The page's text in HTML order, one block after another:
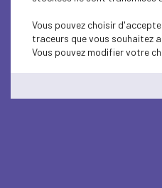
Vous pouvez choisir
traceurs que vous souhaitez
Vous pouvez modifier votre